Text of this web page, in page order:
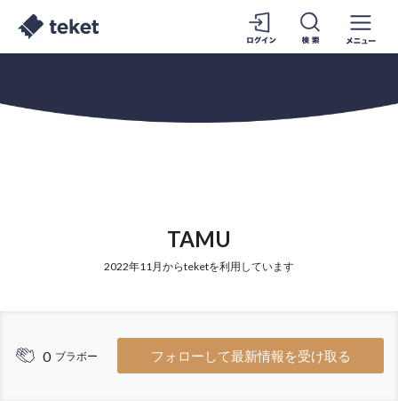
TAMU
2022年11月からteketを利用しています
0 ブラボー フォローして最新情報を受け取る